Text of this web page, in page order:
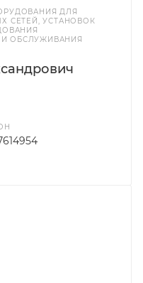
ДЛЯ
СЕТЕЙ, УСТАНОВОК
ОБСЛУЖИВАНИЯ